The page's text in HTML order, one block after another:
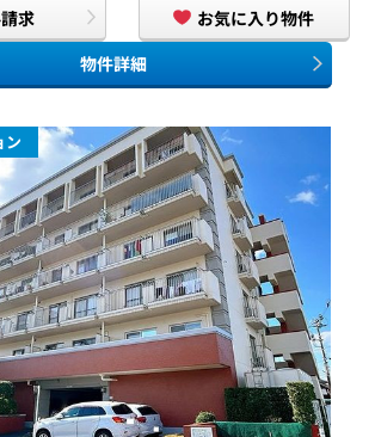
求
お気に入り物件
物件詳細
ン